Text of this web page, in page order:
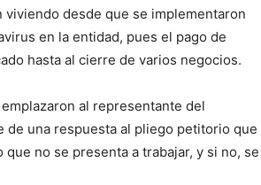
viviendo desde que se implementaron
en la entidad, pues el pago de
hasta al cierre de varios negocios.
al representante del
de una respuesta al pliego petitorio que
no se presenta a trabajar, y si no, se